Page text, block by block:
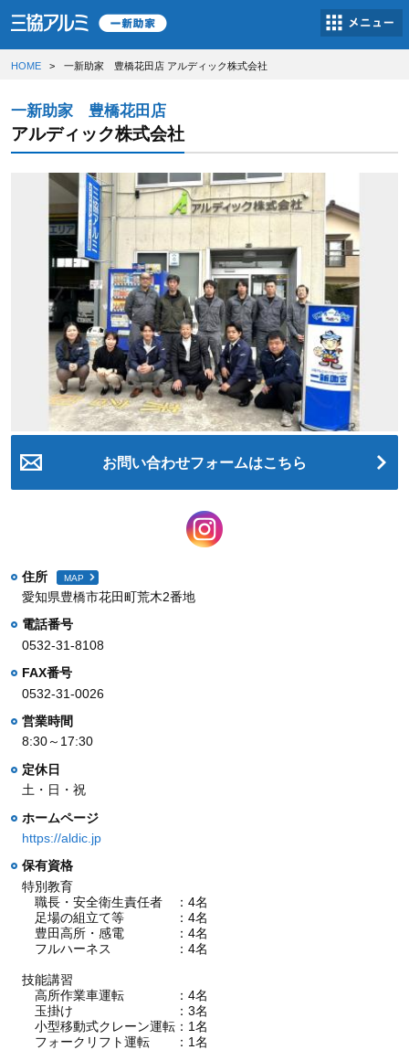
HOME 一新助家 豊橋花田店 アルディック株式会社
一新助家 豊橋花田店
アルディック株式会社
お問い合わせフォームはこちら
住所 MAP
愛知県豊橋市花田町荒木2番地
電話番号
0532-31-8108
FAX番号
0532-31-0026
営業時間
8:30～17:30
定休日
土・日・祝
ホームページ
https://aldic.jp
保有資格
特別教育
職長・安全衛生責任者 ：4名
足場の組立て等 ：4名
豊田高所・感電 ：4名
フルハーネス ：4名
技能講習
高所作業車運転 ：4名
玉掛け ：3名
小型移動式クレーン運転：1名
フォークリフト運転 ：1名